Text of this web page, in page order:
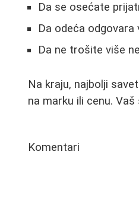
Da se osećate
Da odeća
Da ne trošite više
Na kraju, najbolji
na marku ili cenu.
Komentari